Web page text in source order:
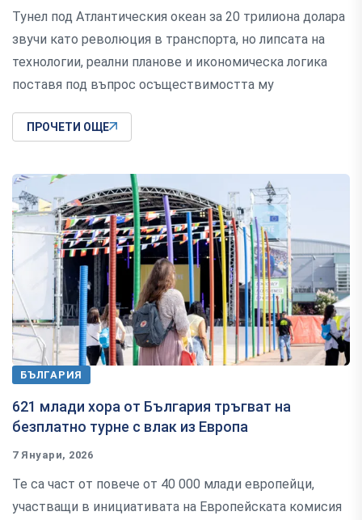
Тунел под Атлантическия океан за 20 трилиона долара
звучи като революция в транспорта, но липсата на
технологии, реални планове и икономическа логика
поставя под въпрос осъществимостта му
ПРОЧЕТИ ОЩЕ
БЪЛГАРИЯ
621 млади хора от България тръгват на
безплатно турне с влак из Европа
7 Януари, 2026
Те са част от повече от 40 000 млади европейци,
участващи в инициативата на Европейската комисия